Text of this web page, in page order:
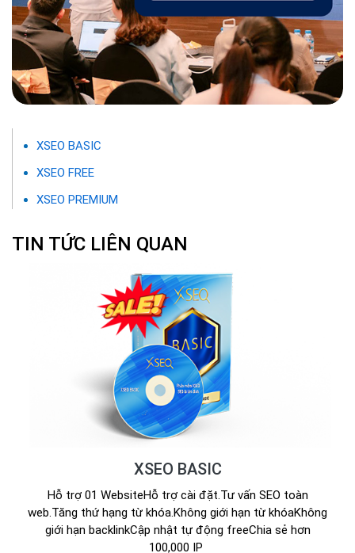
XSEO BASIC
XSEO FREE
XSEO PREMIUM
TIN TỨC LIÊN QUAN
XSEO BASIC
Hỗ trợ 01 WebsiteHỗ trợ cài đặt.Tư vấn SEO toàn
web.Tăng thứ hạng từ khóa.Không giới hạn từ khóaKhông
giới hạn backlinkCập nhật tự động freeChia sẻ hơn
100,000 IP